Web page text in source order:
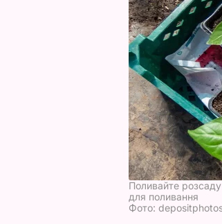
Поливайте
для поливання
Фото: